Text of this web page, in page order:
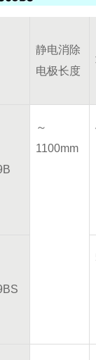
静电消除
电极长度
～
1100mm